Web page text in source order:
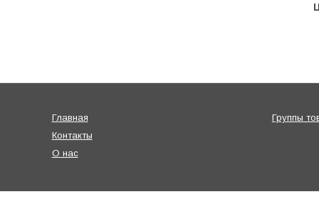
Главная
Контакты
О нас
Группы